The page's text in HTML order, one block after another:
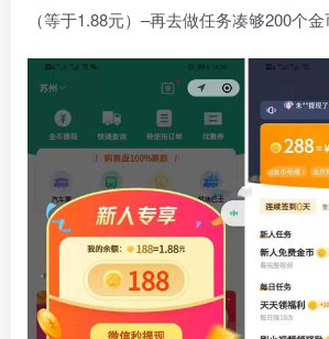
（等于1.88元）–再去做任务凑够200个